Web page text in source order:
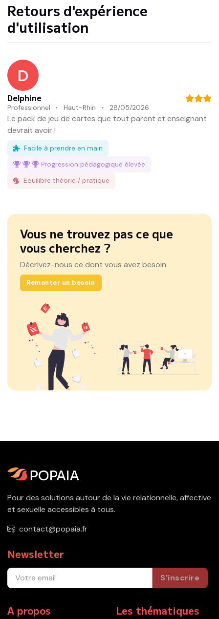
Retours d'expérience
d'utilisation
D
Delphine
Professionnel Haut-Rhin 28/05/2026
Le pack de jeu de cartes que tout parent et enseignant
devrait avoir !
Facile à prendre en main
Progression pédagogique élevée
Equilibre théorie / pratique
Vous ne trouvez pas ce que
vous cherchez ?
Décrivez-nous ce dont vous avez besoin
Remonter un besoin
Pour des solutions autour de la vie relationnelle, affective
et sexuelle accessibles à tous.
contact@popaia.fr
Newsletter
S'inscrire
A propos Les thématiques